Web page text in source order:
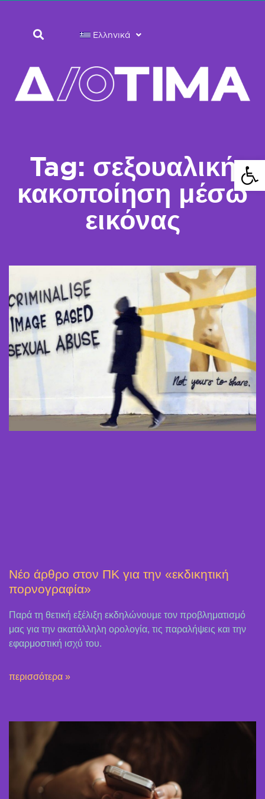
Ελληνικά
Tag: σεξουαλική
κακοποίηση μέσω
εικόνας
Νέο άρθρο στον ΠΚ για την «εκδικητική
πορνογραφία»
Παρά τη θετική εξέλιξη εκδηλώνουμε τον προβληματισμό
μας για την ακατάλληλη ορολογία, τις παραλήψεις και την
εφαρμοστική ισχύ του.
περισσότερα »